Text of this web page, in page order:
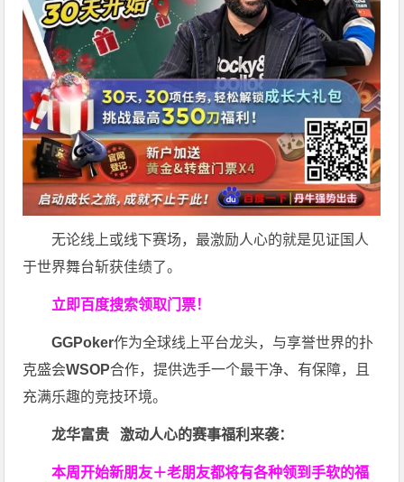
无论线上或线下赛场，最激励人心的就是见证国人
于世界舞台斩获佳绩了。
立即百度搜索领取门票！
GGPoker作为全球线上平台龙头，与享誉世界的扑
克盛会WSOP合作，提供选手一个最干净、有保障，且
充满乐趣的竞技环境。
龙华富贵 激动人心的赛事福利来袭：
本周开始新朋友＋老朋友都将有各种领到手软的福